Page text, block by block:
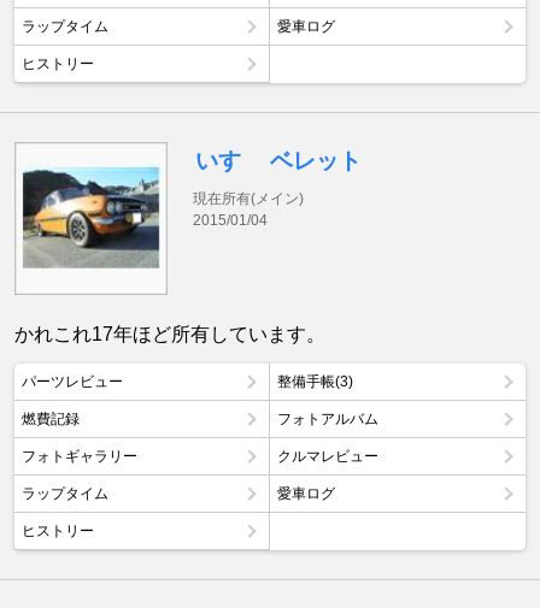
ラップタイム 愛車ログ
ヒストリー
いすゞ ベレット
現在所有(メイン)
2015/01/04
かれこれ17年ほど所有しています。
パーツレビュー 整備手帳(3)
燃費記録 フォトアルバム
フォトギャラリー クルマレビュー
ラップタイム 愛車ログ
ヒストリー